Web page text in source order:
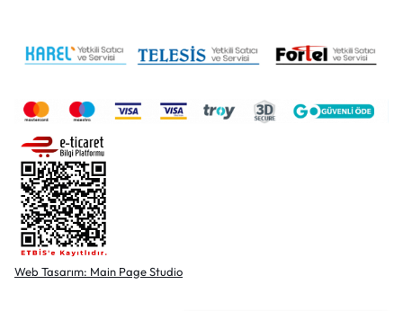
Web Tasarım: Main Page Studio